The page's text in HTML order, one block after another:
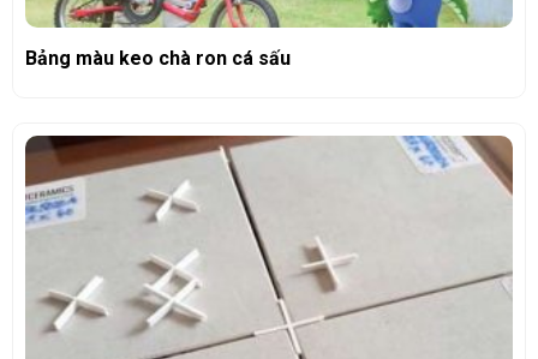
Bảng màu keo chà ron cá sấu